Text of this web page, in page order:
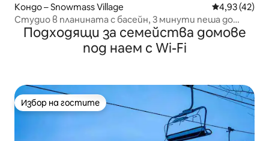
Кондо – Snowmass Village Средна
4,93 (42)
Студио в планината с басейн, 3 минути пеша до
планината
Подходящи за семейства домове
под наем с Wi-Fi
Избор на гостите
Избор на гостите